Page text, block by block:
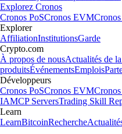
Explorez Cronos
Cronos PoSCronos EVM
Explorer
AffiliationInstitutionsGarde
Crypto.com
À propos de nousActualités de
produitsÉvénementsEmplois
Développeurs
Cronos PoSCronos EVM
IAMCP ServersTrading Skill
Learn
LearnBitcoinRecherche